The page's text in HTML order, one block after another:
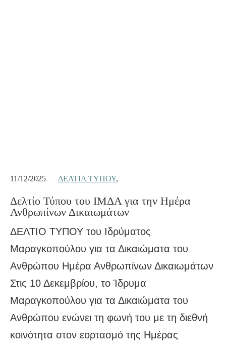
11/12/2025 ΔΕΛΤΊΑ ΤΎΠΟΥ,
Δελτίο Τύπου του ΙΜΔΑ για την Ημέρα
Ανθρωπίνων Δικαιωμάτων
ΔΕΛΤΙΟ ΤΥΠΟΥ του Ιδρύματος
Μαραγκοπούλου για τα Δικαιώματα του
Ανθρώπου Ημέρα Ανθρωπίνων Δικαιωμάτων
Στις 10 Δεκεμβρίου, το Ίδρυμα
Μαραγκοπούλου για τα Δικαιώματα του
Ανθρώπου ενώνει τη φωνή του με τη διεθνή
κοινότητα στον εορτασμό της Ημέρας